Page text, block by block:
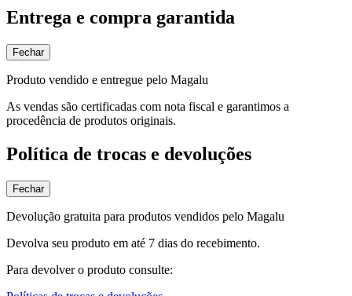
Entrega e compra garantida
Fechar
Produto vendido e entregue pelo Magalu
As vendas são certificadas com nota fiscal e garantimos a
procedência de produtos originais.
Política de trocas e devoluções
Fechar
Devolução gratuita para produtos vendidos pelo Magalu
Devolva seu produto em até 7 dias do recebimento.
Para devolver o produto consulte: